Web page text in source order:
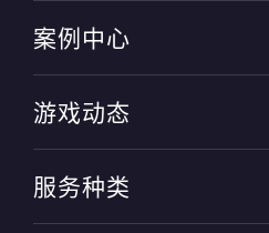
案例中心
游戏动态
服务种类